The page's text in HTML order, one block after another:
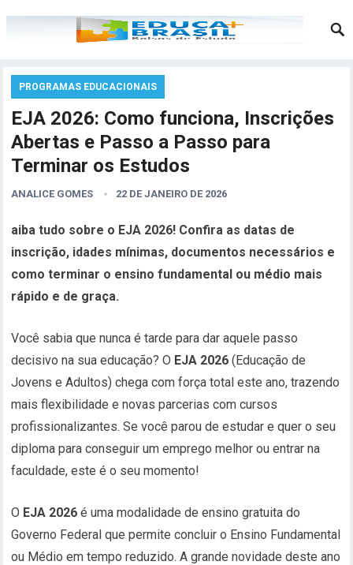
PROGRAMAS EDUCACIONAIS
EJA 2026: Como funciona, Inscrições
Abertas e Passo a Passo para
Terminar os Estudos
ANALICE GOMES 22 DE JANEIRO DE 2026
aiba tudo sobre o EJA 2026! Confira as datas de
inscrição, idades mínimas, documentos necessários e
como terminar o ensino fundamental ou médio mais
rápido e de graça.
Você sabia que nunca é tarde para dar aquele passo
decisivo na sua educação? O EJA 2026 (Educação de
Jovens e Adultos) chega com força total este ano, trazendo
mais flexibilidade e novas parcerias com cursos
profissionalizantes. Se você parou de estudar e quer o seu
diploma para conseguir um emprego melhor ou entrar na
faculdade, este é o seu momento!
O EJA 2026 é uma modalidade de ensino gratuita do
Governo Federal que permite concluir o Ensino Fundamental
ou Médio em tempo reduzido. A grande novidade deste ano